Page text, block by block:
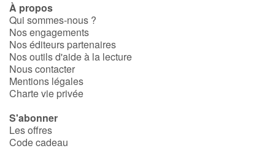
À propos
Qui sommes-nous ?
Nos engagements
Nos éditeurs partenaires
Nos outils d'aide à la lecture
Nous contacter
Mentions légales
Charte vie privée
S'abonner
Les offres
Code cadeau